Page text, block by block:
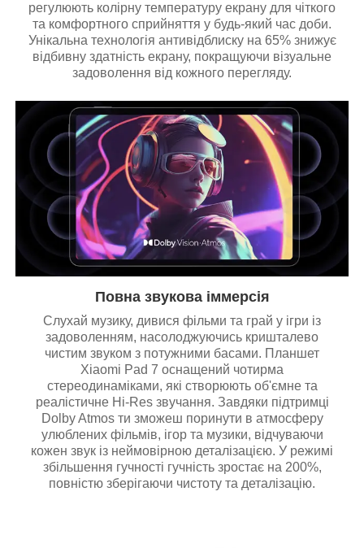
регулюють колірну температуру екрану для чіткого
та комфортного сприйняття у будь-який час доби.
Унікальна технологія антивідблиску на 65% знижує
відбивну здатність екрану, покращуючи візуальне
задоволення від кожного перегляду.
Повна звукова іммерсія
Слухай музику, дивися фільми та грай у ігри із
задоволенням, насолоджуючись кришталево
чистим звуком з потужними басами. Планшет
Xiaomi Pad 7 оснащений чотирма
стереодинаміками, які створюють об'ємне та
реалістичне Hi-Res звучання. Завдяки підтримці
Dolby Atmos ти зможеш поринути в атмосферу
улюблених фільмів, ігор та музики, відчуваючи
кожен звук із неймовірною деталізацією. У режимі
збільшення гучності гучність зростає на 200%,
повністю зберігаючи чистоту та деталізацію.